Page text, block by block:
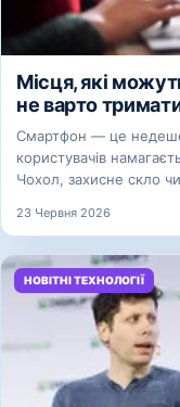
Місця, які
не варто
Смартфон — це
користувачів
Чохол, захисне скло
23 Червня 2026
НОВІТНІ ТЕХНОЛОГІЇ